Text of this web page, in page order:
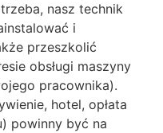
nasz technik
i
przeszkolić
obsługi maszyny
pracownika).
hotel, opłata
powinny być na